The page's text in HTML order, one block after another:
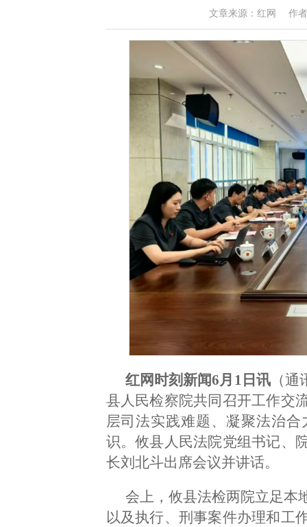
文章来源：红网 作者
红网时刻新闻6月1日讯（通
县人民检察院共同召开工作交
层司法实践难题、凝聚法治
识。攸县人民法院党组书记、
长刘北斗出席会议并讲话。
会上，攸县法检两院立足本
以及执行、刑事案件办理和工